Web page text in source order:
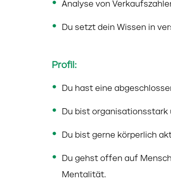
Analyse von
Du setzt dein Wissen in
Profil:
Du hast eine
Du bist organisationsstark
Du bist gerne körperlich
Du gehst offen auf
Mentalität.